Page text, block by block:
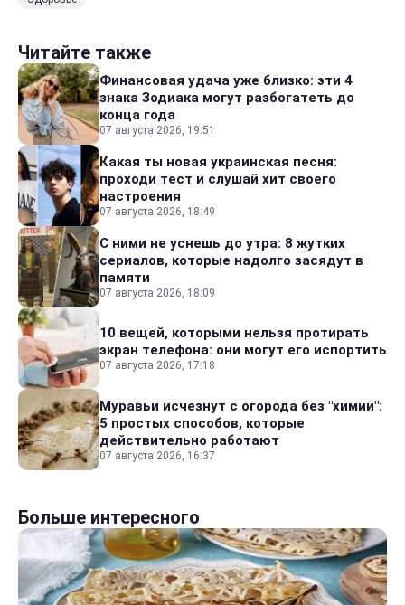
Читайте также
Финансовая удача уже близко: эти 4
знака Зодиака могут разбогатеть до
конца года
07 августа 2026, 19:51
Какая ты новая украинская песня:
проходи тест и слушай хит своего
настроения
07 августа 2026, 18:49
С ними не уснешь до утра: 8 жутких
сериалов, которые надолго засядут в
памяти
07 августа 2026, 18:09
10 вещей, которыми нельзя протирать
экран телефона: они могут его испортить
07 августа 2026, 17:18
Муравьи исчезнут с огорода без "химии":
5 простых способов, которые
действительно работают
07 августа 2026, 16:37
Больше интересного